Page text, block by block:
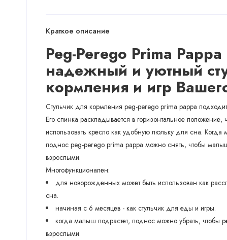
Краткое описание
Peg-Perego Prima
надежный и уютный
кормления и игр
Стульчик для кормления peg-perego prima pappa
Его спинка раскладывается в горизонтальное положение,
использовать кресло как удобную люльку для сна.
поднос peg-perego prima pappa можно снять, чтобы
взрослыми.
Многофункционален:
для новорожденных может быть использован как
сна.
начиная с 6 месяцев - как стульчик для еды и игры.
когда малыш подрастет, поднос можно убрать, чтобы
взрослыми.